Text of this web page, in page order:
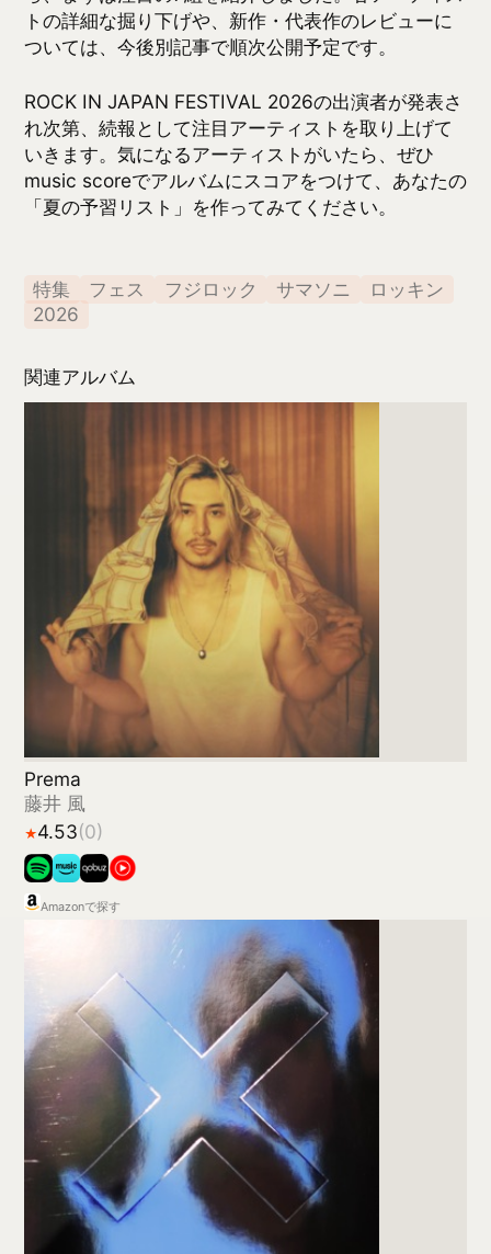
Prema
藤井 風
I See You
The xx
Amazonで探す
The Universe Smiles Upon You ii
Khruangbin